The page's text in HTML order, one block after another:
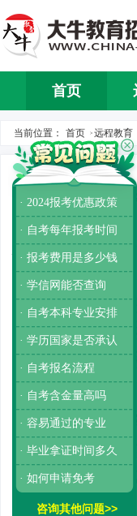
首页
当前位置： 首页 > 远程教育
远程教
发布时间：
导读：考
为方便，
历文凭的
统招升
职人士因
选择成人
大学等等
· 2024报考优惠政策
· 自考每年报考时间
· 报考费用是多少钱
· 学信网能否查询
· 自考本科专业安排
· 学历国家是否承认
· 自考报名流程
· 自考含金量高吗
· 容易通过的专业
· 毕业拿证时间多久
· 如何申请免考
咨询其他问题>>